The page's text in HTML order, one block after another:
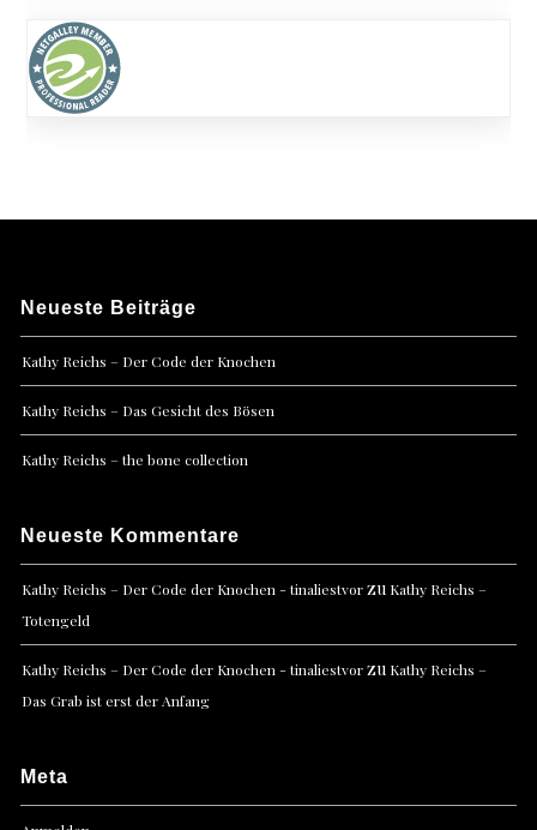
Neueste Beiträge
Kathy Reichs – Der Code der Knochen
Kathy Reichs – Das Gesicht des Bösen
Kathy Reichs – the bone collection
Neueste Kommentare
Kathy Reichs – Der Code der Knochen - tinaliestvorzu Kathy Reichs –
Totengeld
Kathy Reichs – Der Code der Knochen - tinaliestvorzu Kathy Reichs –
Das Grab ist erst der Anfang
Meta